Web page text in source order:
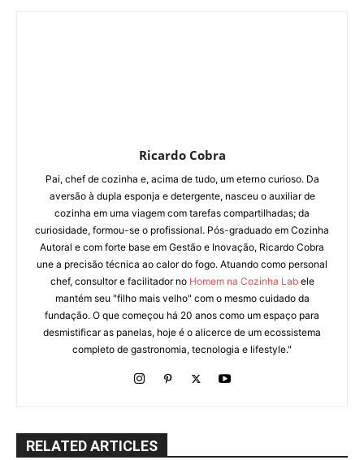
Ricardo Cobra
Pai, chef de cozinha e, acima de tudo, um eterno curioso. Da
aversão à dupla esponja e detergente, nasceu o auxiliar de
cozinha em uma viagem com tarefas compartilhadas; da
curiosidade, formou-se o profissional. Pós-graduado em Cozinha
Autoral e com forte base em Gestão e Inovação, Ricardo Cobra
une a precisão técnica ao calor do fogo. Atuando como personal
chef, consultor e facilitador no Homem na Cozinha Labele
mantém seu "filho mais velho" com o mesmo cuidado da
fundação. O que começou há 20 anos como um espaço para
desmistificar as panelas, hoje é o alicerce de um ecossistema
completo de gastronomia, tecnologia e lifestyle."
RELATED ARTICLES